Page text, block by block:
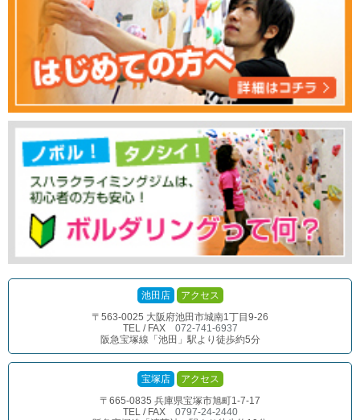
池田店
アクセス
〒563-0025 大阪府池田市城南1丁目9-26
TEL / FAX 072-741-6937
阪急宝塚線「池田」駅より徒歩約5分
宝塚店
アクセス
〒665-0835 兵庫県宝塚市旭町1-7-17
TEL / FAX 0797-24-2440